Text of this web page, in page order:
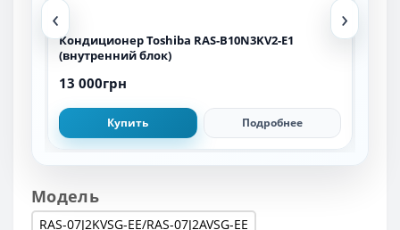
‹
Кондиционер Toshiba RAS-B10N3KV2-Е1
(внутренний блок)
13 000грн
Купить Подробнее
›
Модель
RAS-07J2KVSG-EE/RAS-07J2AVSG-EE